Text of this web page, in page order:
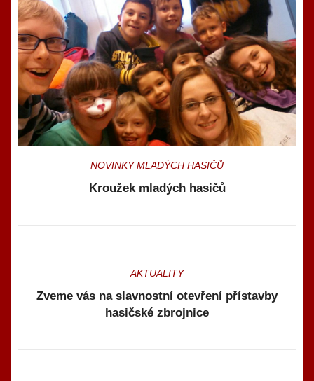
NOVINKY MLADÝCH HASIČŮ
Kroužek mladých hasičů
AKTUALITY
Zveme vás na slavnostní otevření přístavby
hasičské zbrojnice